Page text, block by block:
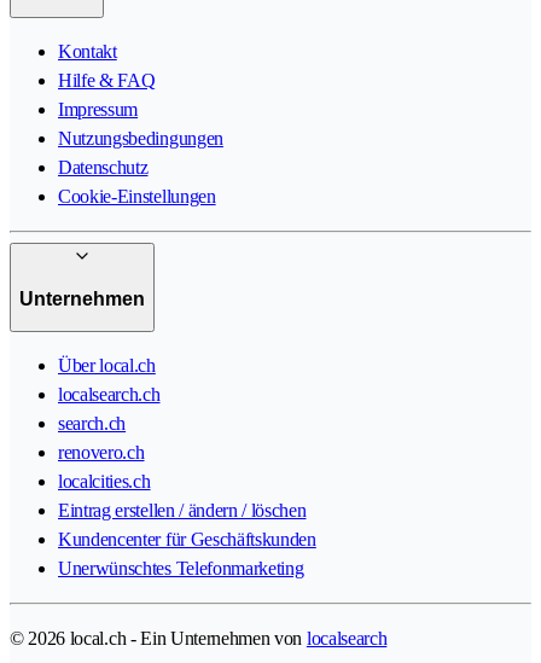
Kontakt
Hilfe & FAQ
Impressum
Nutzungsbedingungen
Datenschutz
Cookie-Einstellungen
Unternehmen
Über local.ch
localsearch.ch
search.ch
renovero.ch
localcities.ch
Eintrag erstellen / ändern / löschen
Kundencenter für Geschäftskunden
Unerwünschtes Telefonmarketing
© 2026 local.ch - Ein Unternehmen von localsearch